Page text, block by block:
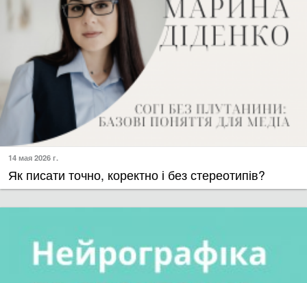
14 мая 2026 г.
Як писати точно, коректно і без стереотипів?